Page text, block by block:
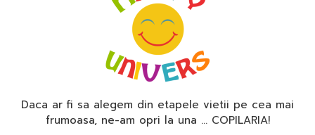
Daca ar fi sa alegem din etapele vietii pe cea mai
frumoasa, ne-am opri la una … COPILARIA!